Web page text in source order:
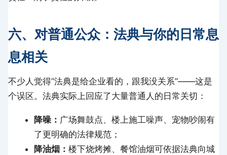
六、对普通公众：法典与你的日常息
息相关
不少人觉得”法典是给企业看的，跟我没关系”——这是
个误区。法典实际上回应了大量普通人的日常关切：
降噪： 广场舞鼓点、楼上施工噪声、宠物吵闹有
了更明确的法律规范；
降油烟： 楼下烧烤摊、餐馆油烟可依据法典向城